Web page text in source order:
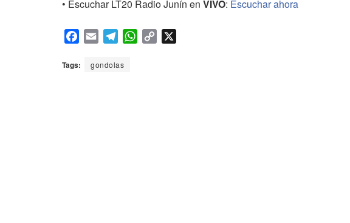
• Escuchar LT20 Radio Junín en VIVO: Escuchar ahora
c
a
l
W
Tags: gondolas